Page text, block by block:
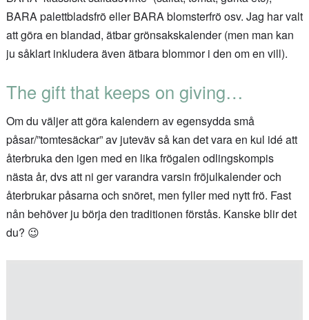
BARA palettbladsfrö eller BARA blomsterfrö osv. Jag har valt
att göra en blandad, ätbar grönsakskalender (men man kan
ju såklart inkludera även ätbara blommor i den om en vill).
The gift that keeps on giving…
Om du väljer att göra kalendern av egensydda små
påsar/”tomtesäckar” av juteväv så kan det vara en kul idé att
återbruka den igen med en lika frögalen odlingskompis
nästa år, dvs att ni ger varandra varsin fröjulkalender och
återbrukar påsarna och snöret, men fyller med nytt frö. Fast
nån behöver ju börja den traditionen förstås. Kanske blir det
du? 😉